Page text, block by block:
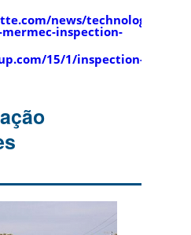
news/technology/
inspection-
15/1/inspection-